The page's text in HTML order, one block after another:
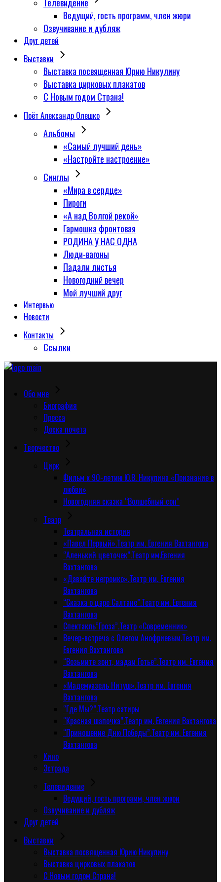
Ведущий, гость программ, член жюри
Озвучивание и дубляж
Друг детей
Выставки
Выставка посвященная Юрию Никулину
Выставка цирковых плакатов
С Новым годом Страна!
Поёт Александр Олешко
Альбомы
«Самый лучший день»
«Настройте настроение»
Синглы
«Мира в сердце»
Пироги
«А над Волгой рекой»
Гармошка фронтовая
РОДИНА У НАС ОДНА
Люди-вагоны
Падали листья
Новогодний вечер
Мой лучший друг
Интервью
Новости
Контакты
Сcылки
Обо мне
Биография
Пресса
Доска почета
Творчество
Цирк
Фильм к 90-летию Ю.В. Никулина «Признание в
любви»
Новогодняя сказка “Волшебный сон”
Tеатр
Театральная история
«Павел Первый».Театр им. Евгения Вахтангова
“Аленький цветочек”.Театр им.Евгения
Вахтангова
«Давайте негромко».Театр им. Евгения
Вахтангова
“Сказка о царе Салтане”.Театр им. Евгения
Вахтангова
Спектакль”Гроза”.Театр «Современник»
Вечер-встреча с Олегом Анофриевым.Театр им.
Евгения Вахтангова
“Возьмите зонт, мадам Готье”.Театр им. Евгения
Вахтангова
«Мадемуазель Нитуш».Театр им. Евгения
Вахтангова
“Где Мы?”.Театр сатиры
“Красная шапочка”.Театр им. Евгения Вахтангова
“Приношение Дню Победы”.Театр им. Евгения
Вахтангова
Кино
Эстрада
Телевидение
Ведущий, гость программ, член жюри
Озвучивание и дубляж
Друг детей
Выставки
Выставка посвященная Юрию Никулину
Выставка цирковых плакатов
С Новым годом Страна!